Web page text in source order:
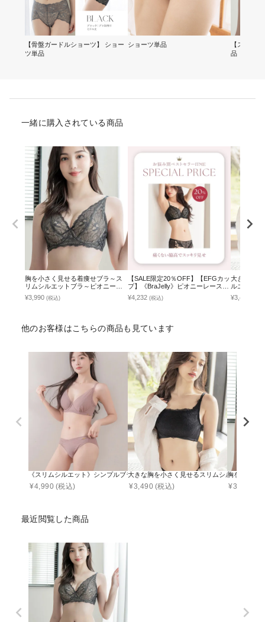
【骨盤ガードルショーツ】 ショー
ツ単品
ショーツ単品
【スリム
品
一緒に購入されている商品
胸を小さく見せる着痩せブラ～ス
リムシルエットブラ～ピオニーレ
ース【ブラ単品】
¥3,990 (税込)
【SALE限定20％OFF】【EFGカッ
プ】《BraJelly》ピオニーレースア
ップブラ＆ショーツ
¥4,232 (税込)
大きな胸を
ルエット
¥3,490
他のお客様はこちらの商品も見ています
《スリムシルエット》シンプルブラ&ショーツ
¥4,990 (税込)
大きな胸を小さく見せるスリムシルエットブ
¥3,490 (税込)
胸を小さく
¥3,990
最近閲覧した商品